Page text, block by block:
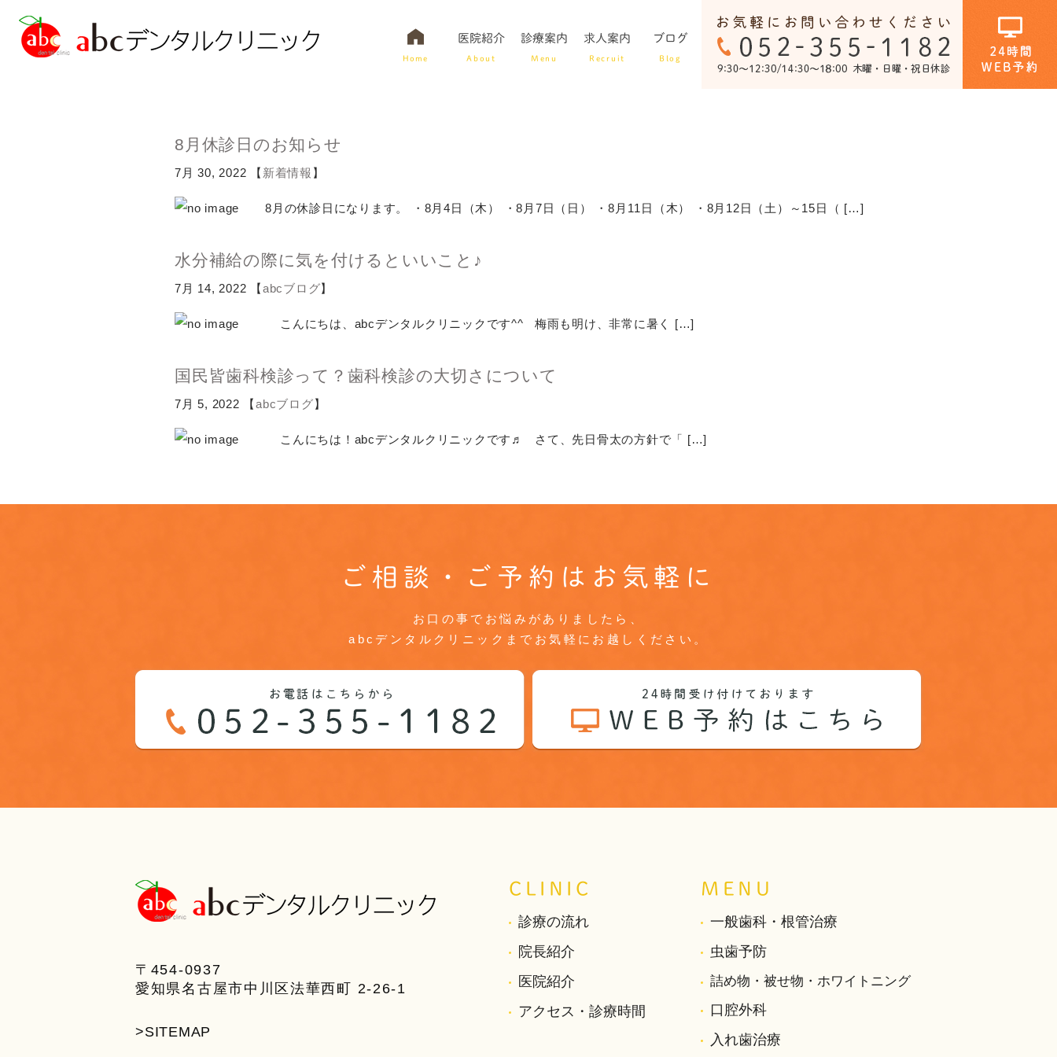
Home
医院紹介
About
診療の流れ 院長紹介
診療案内
Menu
歯周病治療 虫歯治療
矯正歯科
ブルーラジカル治療
求人案内
Recruit
ブログ
Blog
abcブログ 院長ブログ
8月休診日のお知らせ
7月 30, 2022 【 新着情報 】
8月の休診日になります。 ・8月4日（木） ・8月7日（日） ・8月11日（木） ・8月12日（土）～15日（ […]
水分補給の際に気を付けるといいこと♪
7月 14, 2022 【abcブログ】
こんにちは、abcデンタルクリニックです^^ 梅雨も明け、非常に暑く […]
国民皆歯科検診って？歯科検診の大切さについて
7月 5, 2022 【abcブログ】
こんにちは！abcデンタルクリニックです♬ さて、先日骨太の方針で「 […]
ご相談・ご予約はお気軽に
お口の事でお悩みがありましたら、
abcデンタルクリニックまでお気軽にお越しください。
〒454-0937
愛知県名古屋市中川区法華西町 2-26-1
>SITEMAP
CLINIC
診療の流れ
院長紹介
医院紹介
アクセス・診療時間
MENU
一般歯科・根管治療
虫歯予防
詰め物・被せ物・ホワイトニング
口腔外科
入れ歯治療